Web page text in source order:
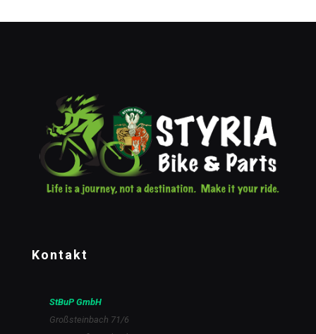
Kontakt
StBuP GmbH
Großsteinbach 71/6